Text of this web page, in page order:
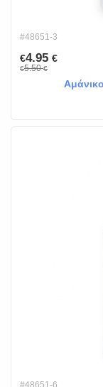
#48651-3
€4.95 €
€5.50€
#48651-6